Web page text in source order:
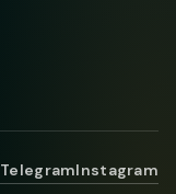
TelegramInstagram